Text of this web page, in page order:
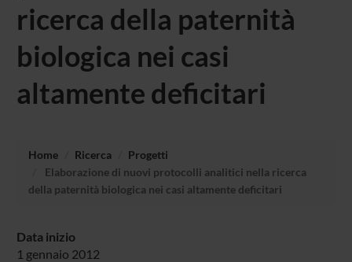
ricerca della paternità
biologica nei casi
altamente deficitari
Home Ricerca
Progetti
Elaborazione di nuovi protocolli analitici nella ricerca
della paternità biologica nei casi altamente deficitari
Data inizio
1 gennaio 2012